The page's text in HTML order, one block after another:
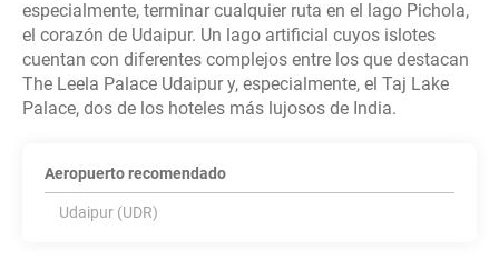
especialmente, terminar cualquier ruta en el lago Pichola,
el corazón de Udaipur. Un lago artificial cuyos islotes
cuentan con diferentes complejos entre los que destacan
The Leela Palace Udaipur y, especialmente, el Taj Lake
Palace, dos de los hoteles más lujosos de India.
Aeropuerto recomendado
Udaipur (UDR)